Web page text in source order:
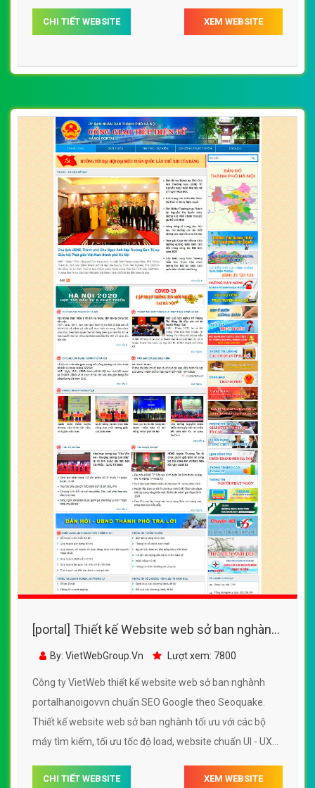
wwwhapigovvn
CHI TIẾT WEBSITE XEM WEBSITE
[portal] Thiết kế Website web sở ban nghành
- portalhanoigovvn
By: VietWebGroup.Vn Lượt xem: 7800
Công ty VietWeb thiết kế website web sở ban nghành
portalhanoigovvn chuẩn SEO Google theo Seoquake.
Thiết kế website web sở ban nghành tối ưu với các bộ
máy tìm kiếm, tối ưu tốc độ load, website chuẩn UI - UX
ban nghành portalhanoigovvn
CHI TIẾT WEBSITE XEM WEBSITE